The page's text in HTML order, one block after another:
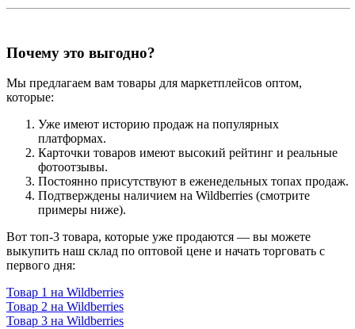
Почему это выгодно?
Мы предлагаем вам товары для маркетплейсов оптом,
которые:
Уже имеют историю продаж на популярных
платформах.
Карточки товаров имеют высокий рейтинг и реальные
фотоотзывы.
Постоянно присутствуют в еженедельных топах продаж.
Подтверждены наличием на Wildberries (смотрите
примеры ниже).
Вот топ-3 товара, которые уже продаются — вы можете
выкупить наш склад по оптовой цене и начать торговать с
первого дня:
Товар 1 на Wildberries
Товар 2 на Wildberries
Товар 3 на Wildberries